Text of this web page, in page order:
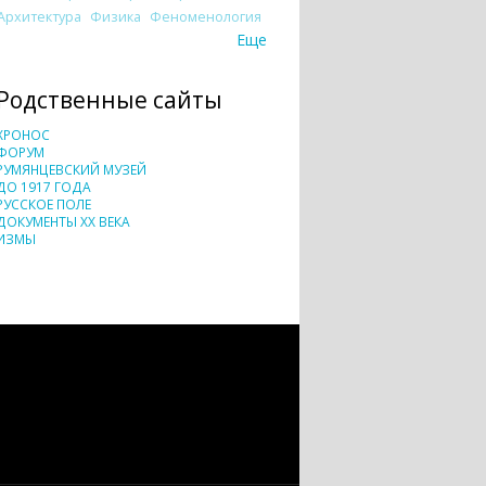
Физика Феноменология
Еще
сайты
МУЗЕЙ
1917 ГОДА
ПОЛЕ
XX ВЕКА